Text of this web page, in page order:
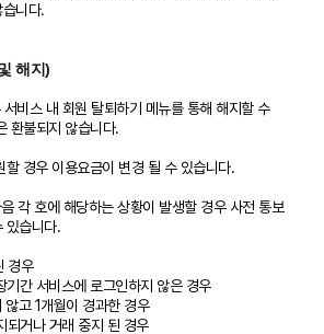
니다.
해지)
비스 내 회원 탈퇴하기 메뉴를 통해 해지할 수
환불되지 않습니다.
할 경우 이용요금이 변경 될 수 있습니다.
각 호에 해당하는 상황이 발생할 경우 사전 통보
있습니다.
경우
간 서비스에 로그인하지 않은 경우
않고 1개월이 경과한 경우
되거나 거래 중지 된 경우